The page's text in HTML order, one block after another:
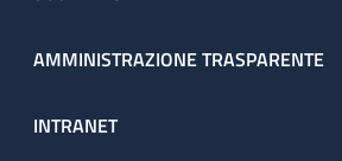
AMMINISTRAZIONE TRASPARENTE
INTRANET